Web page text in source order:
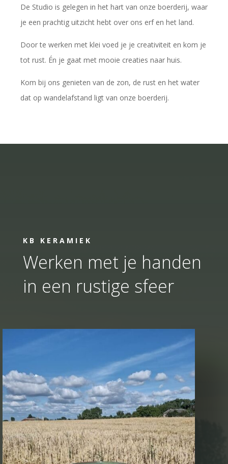
De Studio is gelegen in het hart van onze boerderij, waar
je een prachtig uitzicht hebt over ons erf en het land.
Door te werken met klei voed je je creativiteit en kom je
tot rust. Én je gaat met mooie creaties naar huis.
Kom bij ons genieten van de zon, de rust en het water
dat op wandelafstand ligt van onze boerderij.
KB KERAMIEK
Werken met je handen
in een rustige sfeer